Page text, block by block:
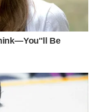
їй років 5 було,
і мама з татом
прабабуся, а потім вони
двору, і мама зітхнула,